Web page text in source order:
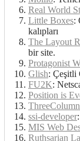
Real World
Little Boxes:
kalıpları
The Layout
bir site.
Protagonist
Glish: Çeşitli
FU2K:
Position is
ssi-developer
MIS Web
Ruthsarian